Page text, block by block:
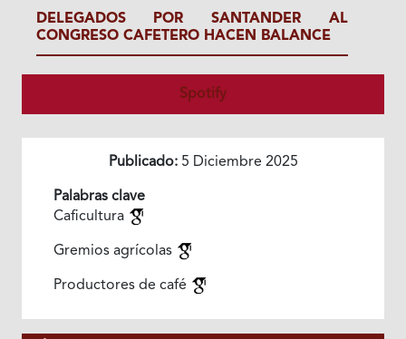
DELEGADOS POR SANTANDER AL
CONGRESO CAFETERO HACEN BALANCE
Spotify
Publicado:5 Diciembre 2025
Palabras clave
Caficultura
Gremios agrícolas
Productores de café